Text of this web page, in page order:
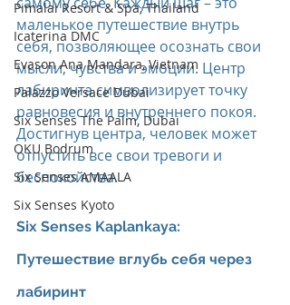
Pimalai Resort & Spa, Thailand
Icaterina DMC
Evason Ana Mandara, Vietnam
Palazzo Versace Dubai
Six Senses The Palm, Dubai
OKU Bodrum
Six Senses AMAALA
Six Senses Kyoto
маленькое путешествие внутрь
себя, позволяющее осознать свои
мысли, чувства и эмоции. Центр
лабиринта символизирует точку
равновесия и внутреннего покоя.
Достигнув центра, человек может
отпустить все свои тревоги и
беспокойства.
Six Senses Kaplankaya:
Путешествие вглубь себя через
лабиринт